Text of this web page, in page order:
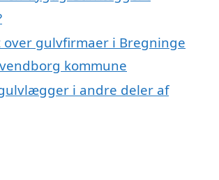
over gulvfirmaer i Bregninge
kommune
i andre deler af